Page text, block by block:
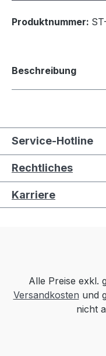
Produktnummer:
Beschreibung
Service-Hotline
Rechtliches
Karriere
Alle Preise exkl.
Versandkosten und
nicht